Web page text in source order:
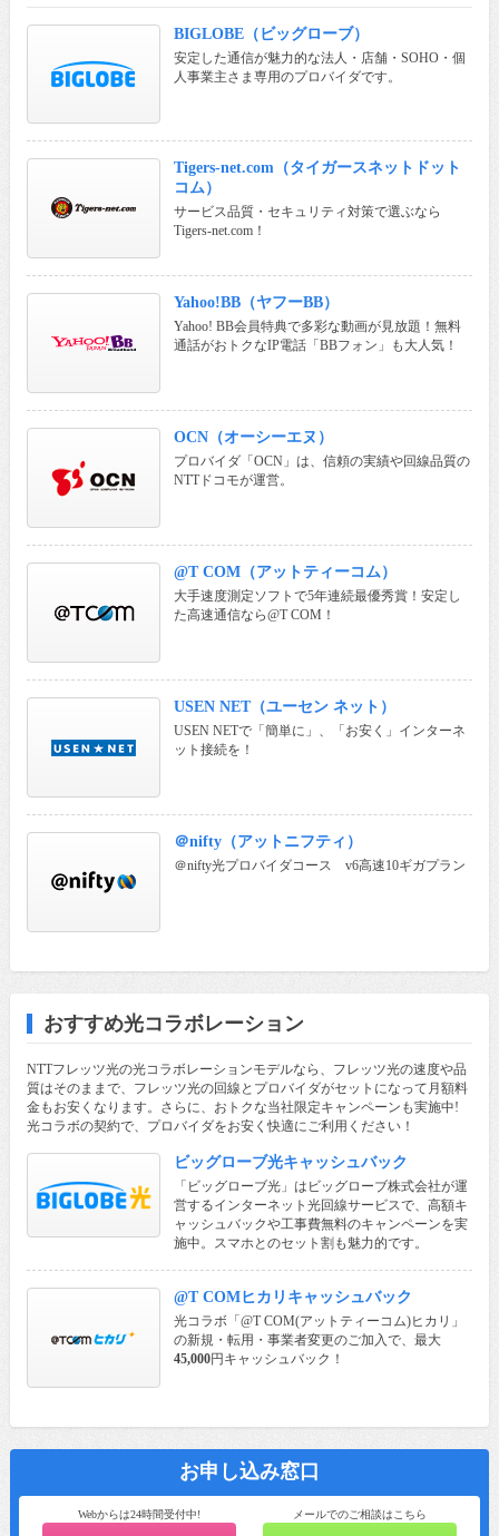
BIGLOBE（ビッグローブ）
安定した通信が魅力的な法人・店舗・SOHO・個
人事業主さま専用のプロバイダです。
Tigers-net.com（タイガースネットドット
コム）
サービス品質・セキュリティ対策で選ぶなら
Tigers-net.com！
Yahoo!BB（ヤフーBB）
Yahoo! BB会員特典で多彩な動画が見放題！無料
通話がおトクなIP電話「BBフォン」も大人気！
OCN（オーシーエヌ）
プロバイダ「OCN」は、信頼の実績や回線品質の
NTTドコモが運営。
@T COM（アットティーコム）
大手速度測定ソフトで5年連続最優秀賞！安定し
た高速通信なら@T COM！
USEN NET（ユーセン ネット）
USEN NETで「簡単に」、「お安く」インターネ
ット接続を！
＠nifty（アットニフティ）
＠nifty光プロバイダコース v6高速10ギガプラン
おすすめ光コラボレーション
NTTフレッツ光の光コラボレーションモデルなら、フレッツ光の速度や品
質はそのままで、フレッツ光の回線とプロバイダがセットになって月額料
金もお安くなります。さらに、おトクな当社限定キャンペーンも実施中!
光コラボの契約で、プロバイダをお安く快適にご利用ください！
ビッグローブ光キャッシュバック
「ビッグローブ光」はビッグローブ株式会社が運
営するインターネット光回線サービスで、高額キ
ャッシュバックや工事費無料のキャンペーンを実
施中。スマホとのセット割も魅力的です。
@T COMヒカリキャッシュバック
光コラボ「@T COM(アットティーコム)ヒカリ」
の新規・転用・事業者変更のご加入で、最大
45,000円キャッシュバック！
お申し込み窓口
Webからは24時間受付中! メールでのご相談はこちら